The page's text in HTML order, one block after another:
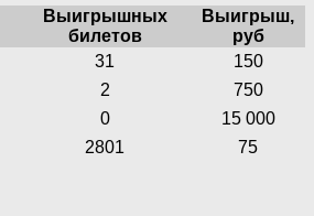
Выигрышных
билетов
Выигрыш,
руб
31
150
2
750
0
15 000
2801 75